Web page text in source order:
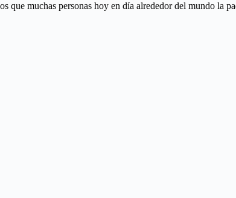
que muchas personas hoy en día alrededor del mundo la